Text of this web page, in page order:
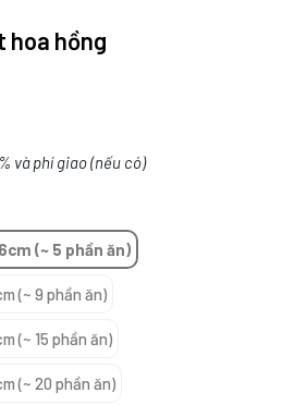
hoa hồng
và phí giao (nếu có)
(~ 5 phần ăn)
(~ 9 phần ăn)
(~ 15 phần ăn)
(~ 20 phần ăn)